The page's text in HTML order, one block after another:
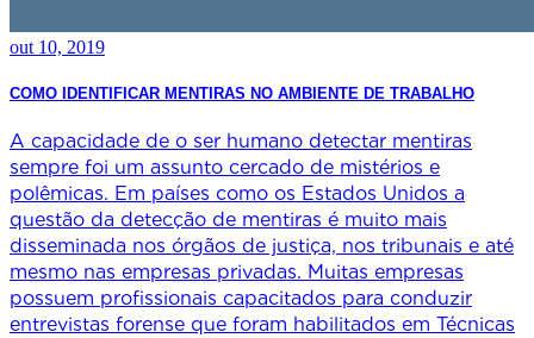
out 10, 2019
COMO IDENTIFICAR MENTIRAS NO AMBIENTE DE TRABALHO
A capacidade de o ser humano detectar mentiras
sempre foi um assunto cercado de mistérios e
polêmicas. Em países como os Estados Unidos a
questão da detecção de mentiras é muito mais
disseminada nos órgãos de justiça, nos tribunais e até
mesmo nas empresas privadas. Muitas empresas
possuem profissionais capacitados para conduzir
entrevistas forense que foram habilitados em Técnicas